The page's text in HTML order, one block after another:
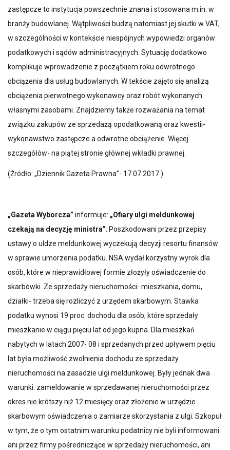
zastępcze to instytucja powszechnie znana i stosowana m.in. w
branży budowlanej. Wątpliwości budzą natomiast jej skutki w VAT,
w szczególności w kontekście niespójnych wypowiedzi organów
podatkowych i sądów administracyjnych. Sytuację dodatkowo
komplikuje wprowadzenie z początkiem roku odwrotnego
obciążenia dla usług budowlanych. W tekście zajęto się analizą
obciążenia pierwotnego wykonawcy oraz robót wykonanych
własnymi zasobami. Znajdziemy także rozważania na temat
związku zakupów ze sprzedażą opodatkowaną oraz kwestii-
wykonawstwo zastępcze a odwrotne obciążenie. Więcej
szczegółów- na piątej stronie głównej wkładki prawnej.
(Źródło: „Dziennik Gazeta Prawna”- 17.07.2017.).
„Gazeta Wyborcza” informuje: „Ofiary ulgi meldunkowej
czekają na decyzję ministra” . Poszkodowani przez przepisy
ustawy o uldze meldunkowej wyczekują decyzji resortu finansów
w sprawie umorzenia podatku. NSA wydał korzystny wyrok dla
osób, które w nieprawidłowej formie złożyły oświadczenie do
skarbówki. Ze sprzedaży nieruchomości- mieszkania, domu,
działki- trzeba się rozliczyć z urzędem skarbowym. Stawka
podatku wynosi 19 proc. dochodu dla osób, które sprzedały
mieszkanie w ciągu pięciu lat od jego kupna. Dla mieszkań
nabytych w latach 2007- 08 i sprzedanych przed upływem pięciu
lat była możliwość zwolnienia dochodu ze sprzedaży
nieruchomości na zasadzie ulgi meldunkowej. Były jednak dwa
warunki: zameldowanie w sprzedawanej nieruchomości przez
okres nie krótszy niż 12 miesięcy oraz złożenie w urzędzie
skarbowym oświadczenia o zamiarze skorzystania z ulgi. Szkopuł
w tym, że o tym ostatnim warunku podatnicy nie byli informowani
ani przez firmy pośredniczące w sprzedaży nieruchomości, ani